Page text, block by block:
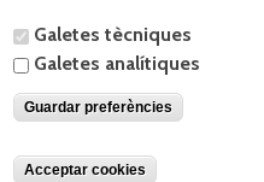
Galetes tècniques
Galetes analítiques
Guardar preferències
Acceptar cookies